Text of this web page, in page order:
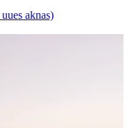
aknas)